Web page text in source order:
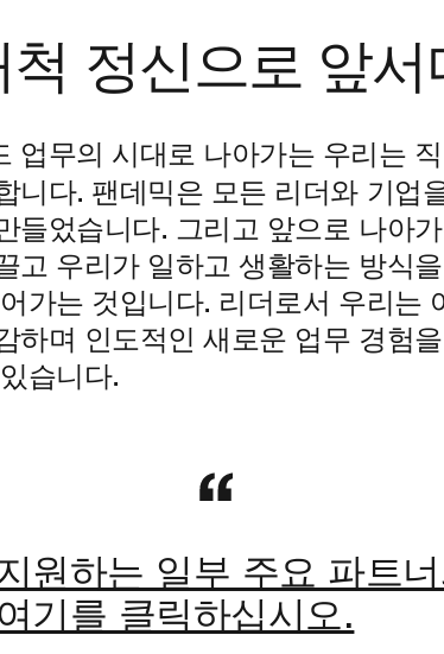
척 정신으로 앞서
업무의 시대로 나아가는 우리는
니다. 팬데믹은 모든 리더와 기업
들었습니다. 그리고 앞으로 나아
고 우리가 일하고 생활하는 방식
가는 것입니다. 리더로서 우리는
하며 인도적인 새로운 업무 경험
습니다.
원하는 일부 주요 파트
기를 클릭하십시오.